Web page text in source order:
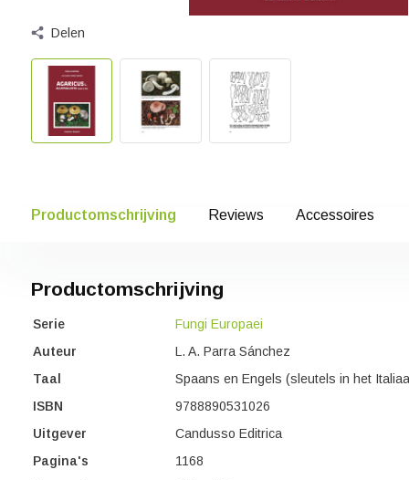
Delen
Productomschrijving Reviews Accessoires
Productomschrijving
Serie
Fungi Europaei
Auteur
L. A. Parra Sánchez
Taal
Spaans en Engels (sleutels in het
ISBN
9788890531026
Uitgever
Candusso Editrica
Pagina's
1168